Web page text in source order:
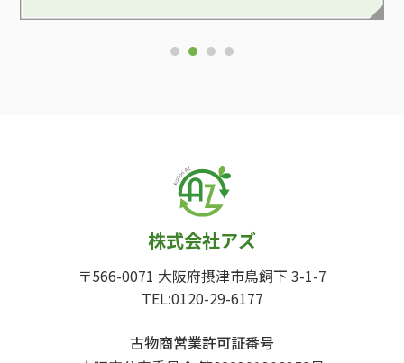
株式会社アズ
〒566-0071 大阪府摂津市鳥飼下 3-1-7
TEL:0120-29-6177
古物商営業許可証番号